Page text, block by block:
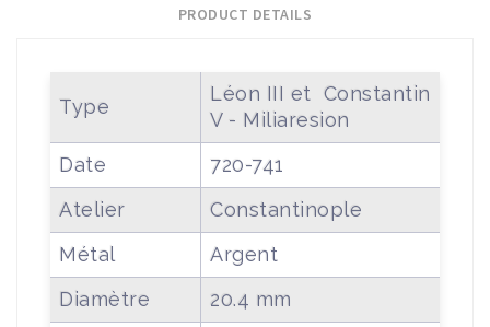
PRODUCT DETAILS
Type
Léon III et Constantin
V - Miliaresion
Date
720-741
Atelier
Constantinople
Métal
Argent
Diamètre
20.4 mm